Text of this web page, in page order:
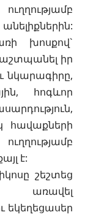
խոսքով`
իր
նկարագիրը,
հոգևոր
հավաքների
է:
շեշտեց
առավել
եկեղեցասեր